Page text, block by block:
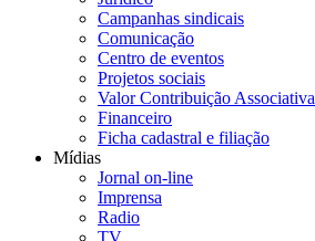
Campanhas sindicais
Comunicação
Centro de eventos
Projetos sociais
Valor Contribuição Associativa
Financeiro
Ficha cadastral e filiação
Mídias
Jornal on-line
Imprensa
Radio
TV